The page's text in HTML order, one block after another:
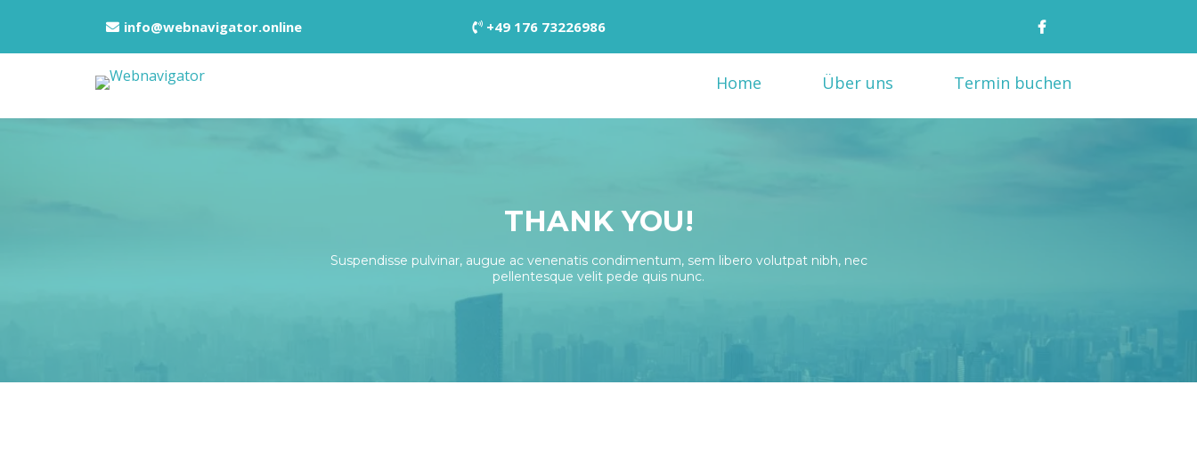
info@webnavigator.online +49 176 73226986
Home Über uns Termin buchen
THANK YOU!
Suspendisse pulvinar, augue ac venenatis condimentum, sem libero volutpat nibh, nec
pellentesque velit pede quis nunc.